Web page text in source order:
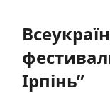
Ірпінь”